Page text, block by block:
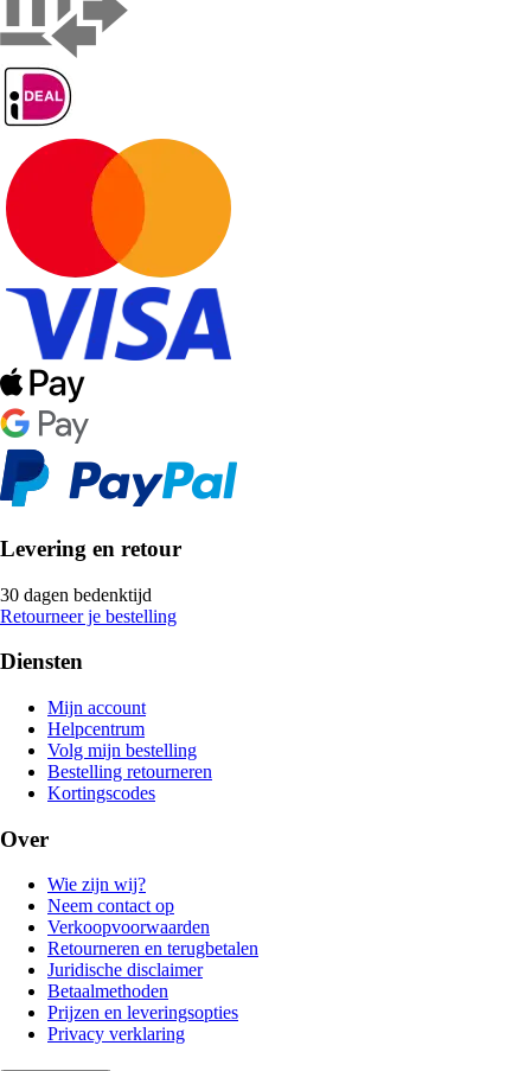
Levering en retour
30 dagen bedenktijd
Retourneer je bestelling
Diensten
Mijn account
Helpcentrum
Volg mijn bestelling
Bestelling retourneren
Kortingscodes
Over
Wie zijn wij?
Neem contact op
Verkoopvoorwaarden
Retourneren en terugbetalen
Juridische disclaimer
Betaalmethoden
Prijzen en leveringsopties
Privacy verklaring